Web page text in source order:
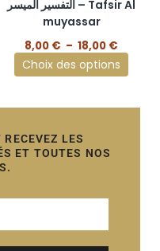
التفسير الميسر – Tafsir Al
muyassar
8,00 € – 18,00 €
Choix des options
page
produit
LES
ET TOUTES NOS